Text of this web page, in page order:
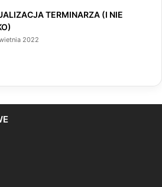
TERMINARZA (I NIE
2022